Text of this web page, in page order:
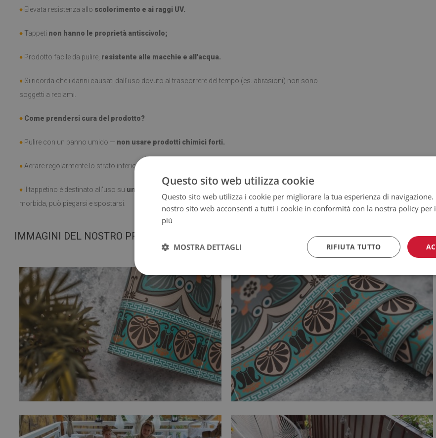
♦ Elevata resistenza allo scolorimento e ai raggi UV.
♦ Tappeti non hanno le proprietà antiscivolo;
♦ Prodotto facile da pulire, resistente alle macchie e all'acqua.
♦ Si ricorda che i danni causati dall'uso dovuto al trascorrere del tempo (es. abrasioni) non sono
soggetti a reclami.
♦ Come prendersi cura del prodotto?
♦ Pulire con un panno umido — non usare prodotti chimici forti.
♦ Aerare regolarmente lo strato inferiore del tappeto.
♦ Il tappetino è destinato all'uso su una superficie dura
morbida, può piegarsi e spostarsi.
IMMAGINI DEL NOSTRO PRODOTTO
Questo sito web utilizza cookie
Questo sito web utilizza i cookie per migliorare la tua esperienza di
nostro sito web acconsenti a tutti i cookie in conformità con la nostra policy per
più
RIFIUTA TUTTO
MOSTRA DETTAGLI